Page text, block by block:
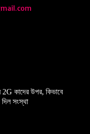
কাদের উপর, কিভাবে
দিল সংস্থা